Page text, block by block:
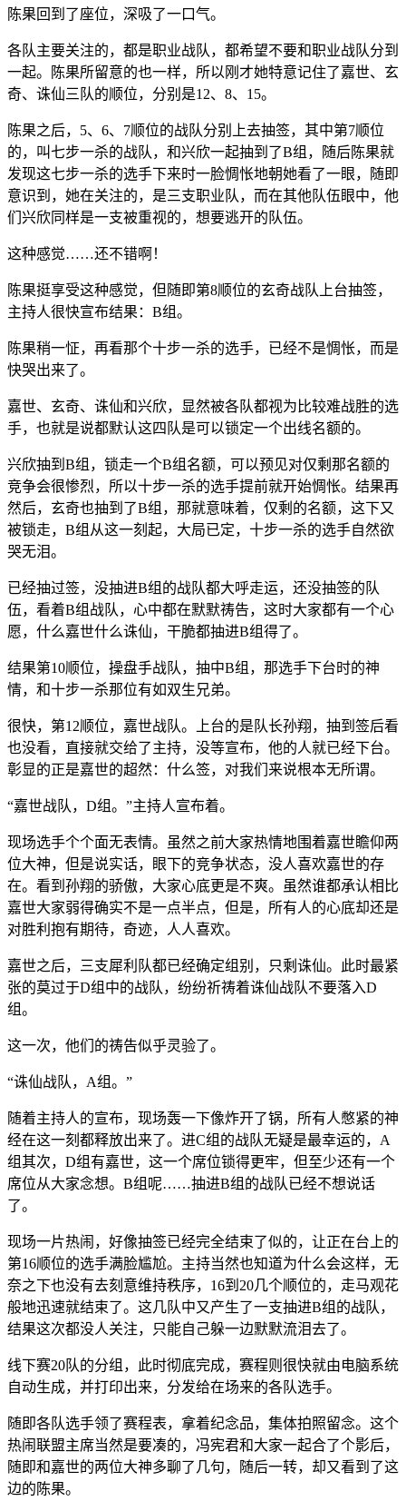
陈果回到了座位，深吸了一口气。
各队主要关注的，都是职业战队，都希望不要和职业战队分到
一起。陈果所留意的也一样，所以刚才她特意记住了嘉世、玄
奇、诛仙三队的顺位，分别是12、8、15。
陈果之后，5、6、7顺位的战队分别上去抽签，其中第7顺位
的，叫七步一杀的战队，和兴欣一起抽到了B组，随后陈果就
发现这七步一杀的选手下来时一脸惆怅地朝她看了一眼，随即
意识到，她在关注的，是三支职业队，而在其他队伍眼中，他
们兴欣同样是一支被重视的，想要逃开的队伍。
这种感觉……还不错啊！
陈果挺享受这种感觉，但随即第8顺位的玄奇战队上台抽签，
主持人很快宣布结果：B组。
陈果稍一怔，再看那个十步一杀的选手，已经不是惆怅，而是
快哭出来了。
嘉世、玄奇、诛仙和兴欣，显然被各队都视为比较难战胜的选
手，也就是说都默认这四队是可以锁定一个出线名额的。
兴欣抽到B组，锁走一个B组名额，可以预见对仅剩那名额的
竞争会很惨烈，所以十步一杀的选手提前就开始惆怅。结果再
然后，玄奇也抽到了B组，那就意味着，仅剩的名额，这下又
被锁走，B组从这一刻起，大局已定，十步一杀的选手自然欲
哭无泪。
已经抽过签，没抽进B组的战队都大呼走运，还没抽签的队
伍，看着B组战队，心中都在默默祷告，这时大家都有一个心
愿，什么嘉世什么诛仙，干脆都抽进B组得了。
结果第10顺位，操盘手战队，抽中B组，那选手下台时的神
情，和十步一杀那位有如双生兄弟。
很快，第12顺位，嘉世战队。上台的是队长孙翔，抽到签后看
也没看，直接就交给了主持，没等宣布，他的人就已经下台。
彰显的正是嘉世的超然：什么签，对我们来说根本无所谓。
“嘉世战队，D组。”主持人宣布着。
现场选手个个面无表情。虽然之前大家热情地围着嘉世瞻仰两
位大神，但是说实话，眼下的竞争状态，没人喜欢嘉世的存
在。看到孙翔的骄傲，大家心底更是不爽。虽然谁都承认相比
嘉世大家弱得确实不是一点半点，但是，所有人的心底却还是
对胜利抱有期待，奇迹，人人喜欢。
嘉世之后，三支犀利队都已经确定组别，只剩诛仙。此时最紧
张的莫过于D组中的战队，纷纷祈祷着诛仙战队不要落入D
组。
这一次，他们的祷告似乎灵验了。
“诛仙战队，A组。”
随着主持人的宣布，现场轰一下像炸开了锅，所有人憋紧的神
经在这一刻都释放出来了。进C组的战队无疑是最幸运的，A
组其次，D组有嘉世，这一个席位锁得更牢，但至少还有一个
席位从大家念想。B组呢……抽进B组的战队已经不想说话
了。
现场一片热闹，好像抽签已经完全结束了似的，让正在台上的
第16顺位的选手满脸尴尬。主持当然也知道为什么会这样，无
奈之下也没有去刻意维持秩序，16到20几个顺位的，走马观花
般地迅速就结束了。这几队中又产生了一支抽进B组的战队，
结果这次都没人关注，只能自己躲一边默默流泪去了。
线下赛20队的分组，此时彻底完成，赛程则很快就由电脑系统
自动生成，并打印出来，分发给在场来的各队选手。
随即各队选手领了赛程表，拿着纪念品，集体拍照留念。这个
热闹联盟主席当然是要凑的，冯宪君和大家一起合了个影后，
随即和嘉世的两位大神多聊了几句，随后一转，却又看到了这
边的陈果。